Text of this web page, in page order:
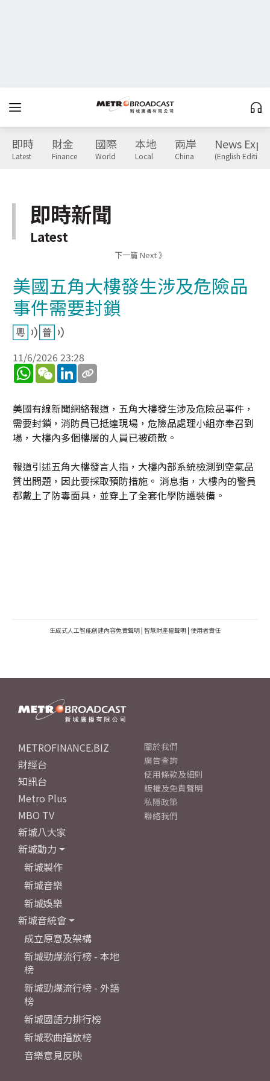
即時
Latest
財金
Finance
國際
World
本地
Local
兩岸
China
News
(English Edition)
即時新聞
Latest
下一篇 Next 》
美國五角大樓發生涉及危險品
事件需要封鎖
11/6/2026 23:28
WhatsApp
WeChatLinkedIn
美國有線新聞網絡報道，五角大樓發生涉及危險品事件，
需要封鎖，消防員已抵達現場，危險品處理小組亦奉召到
場，大樓內多個樓層的人員已被疏散。
報道引述五角大樓發言人指，大樓內部系統檢測到空氣品
質出問題，因此要採取預防措施。 消息指，大樓內的警員
都戴上了防毒面具，並穿上了全套化學防護裝備。
生成式人工智能創建內容免責聲明 | 智慧財產權聲明 | 使用者責任
METROFINANCE.BIZ
財經台
知訊台
Metro Plus
MBO TV
新城八大家
新城動力
新城製作
新城音樂
新城娛樂
新城音統會
成立原意及架構
新城勁爆流行榜 - 本地
榜
新城勁爆流行榜 - 外語
榜
新城國語力排行榜
新城歌曲播放榜
音樂意見反映
關於我們
廣告查詢
使用條款及細則
版權及免責聲明
私隱政策
聯絡我們